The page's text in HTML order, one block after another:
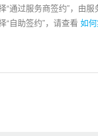
“通过服务商签约”，由
“自助签约”，请查看 如